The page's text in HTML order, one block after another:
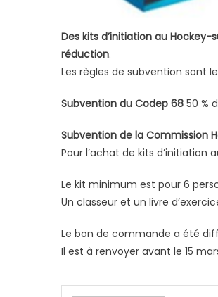
Des kits d’initiation au
réduction.
Les règles de subvention sont
Subvention du Codep 68 50 %
Subvention de la Commission
Pour l’achat de kits d’initiation
Le kit minimum est pour 6
Un classeur et un livre
Le bon de commande a été
Il est à renvoyer avant le 15